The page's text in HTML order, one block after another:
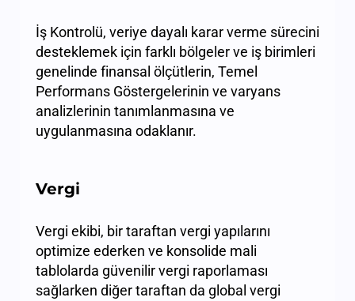
İş Kontrolü, veriye dayalı karar verme sürecini
desteklemek için farklı bölgeler ve iş birimleri
genelinde finansal ölçütlerin, Temel
Performans Göstergelerinin ve varyans
analizlerinin tanımlanmasına ve
uygulanmasına odaklanır.
Vergi
Vergi ekibi, bir taraftan vergi yapılarını
optimize ederken ve konsolide mali
tablolarda güvenilir vergi raporlaması
sağlarken diğer taraftan da global vergi